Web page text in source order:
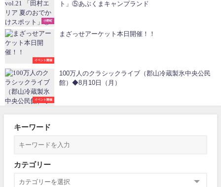
小野町
ト」⑤あぶくまキャンプランド
イベント開催
まざっせアーケット本日開催！！
イベント開催
100万人のクラシックライブ（郡山冷蔵製氷中央公民
館）◆8月10日（月）
キーワード
カテゴリー